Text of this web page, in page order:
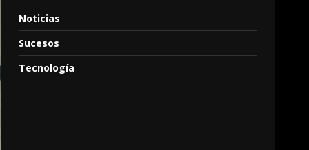
Noticias
Sucesos
Tecnología